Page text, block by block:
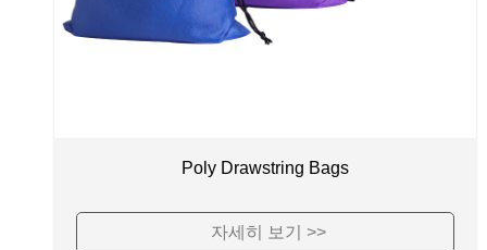
Poly Drawstring Bags
자세히 보기 >>